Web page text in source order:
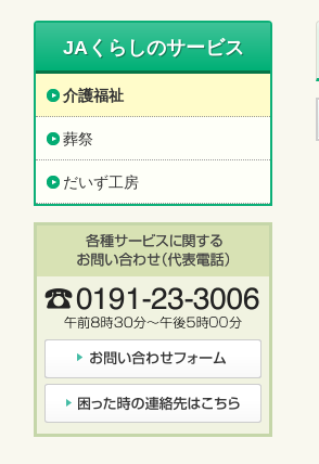
JAくらしのサービス
介護福祉
葬祭
だいず工房
各種